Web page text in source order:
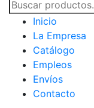
Inicio
La Empresa
Catálogo
Empleos
Envíos
Contacto